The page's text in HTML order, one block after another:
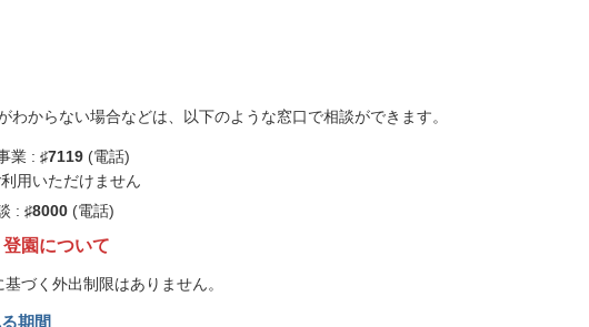
わからない場合などは、以下のような窓口で相談ができます。
業 : ♯7119(電話)
用いただけません
: ♯8000(電話)
園について
づく外出制限はありません。
期間